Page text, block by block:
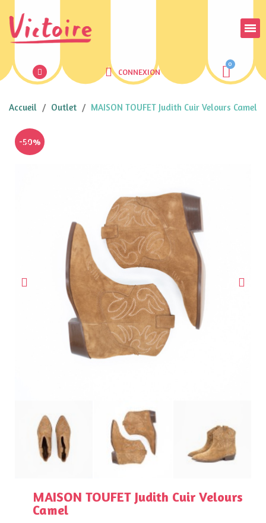
CONNEXION
Accueil Outlet MAISON TOUFET Judith Cuir Velours Camel
-50%
MAISON TOUFET Judith Cuir Velours
Camel